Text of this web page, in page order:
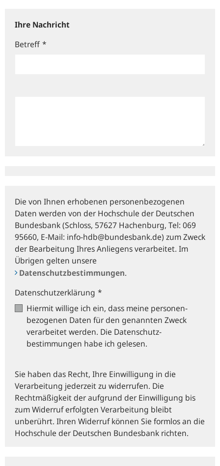
Ihre Nachricht
Betreff *
Die von Ihnen erhobenen personenbezogenen
Daten werden von der Hochschule der Deutschen
Bundesbank (Schloss, 57627 Hachenburg, Tel: 069
95660, E‑Mail: info-hdb@bundesbank.de) zum Zweck
der Bearbeitung Ihres Anliegens verarbeitet. Im
Übrigen gelten unsere
Datenschutzbestimmungen.
Datenschutzerklärung *
Hiermit willige ich ein, dass meine personen­
bezogenen Daten für den genannten Zweck
verarbeitet werden. Die Datenschutz­
bestimmungen habe ich gelesen.
Sie haben das Recht, Ihre Einwilligung in die
Verarbeitung jederzeit zu widerrufen. Die
Rechtmäßigkeit der aufgrund der Einwilligung bis
zum Widerruf erfolgten Verarbeitung bleibt
unberührt. Ihren Widerruf können Sie formlos an die
Hochschule der Deutschen Bundesbank richten.